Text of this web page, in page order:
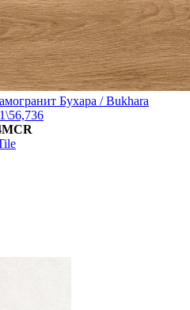
Бухара / Bukhara